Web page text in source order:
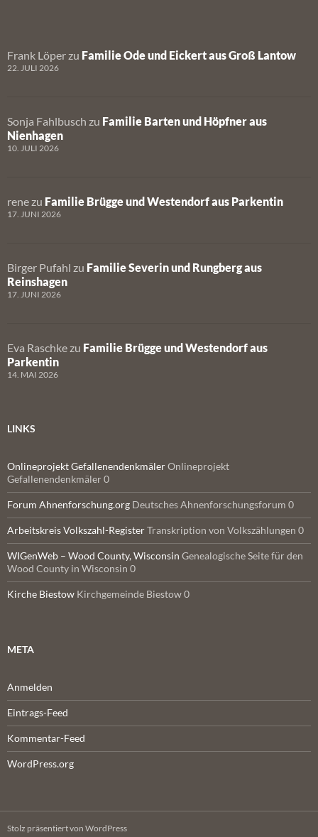
Frank Löper zu Familie Ode und Eickert aus Groß Lantow
22. JULI 2026
Sonja Fahlbusch zu Familie Barten und Höpfner aus
Nienhagen
10. JULI 2026
rene zu Familie Brügge und Westendorf aus Parkentin
17. JUNI 2026
Birger Pufahl zu Familie Severin und Rungberg aus
Reinshagen
17. JUNI 2026
Eva Raschke zu Familie Brügge und Westendorf aus
Parkentin
14. MAI 2026
LINKS
Onlineprojekt GefallenendenkmälerOnlineprojekt
Gefallenendenkmäler 0
Forum Ahnenforschung.org Deutsches Ahnenforschungsforum 0
Arbeitskreis Volkszahl-RegisterTranskription von Volkszählungen 0
WIGenWeb – Wood County, Wisconsin Genealogische Seite für den
Wood County in Wisconsin 0
Kirche Biestow Kirchgemeinde Biestow 0
META
Anmelden
Eintrags-Feed
Kommentar-Feed
WordPress.org
Stolz präsentiert von WordPress